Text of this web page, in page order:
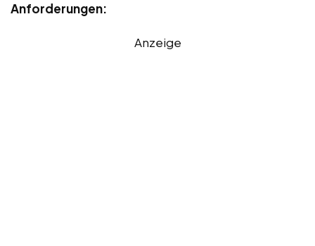
Anforderungen:
Anzeige